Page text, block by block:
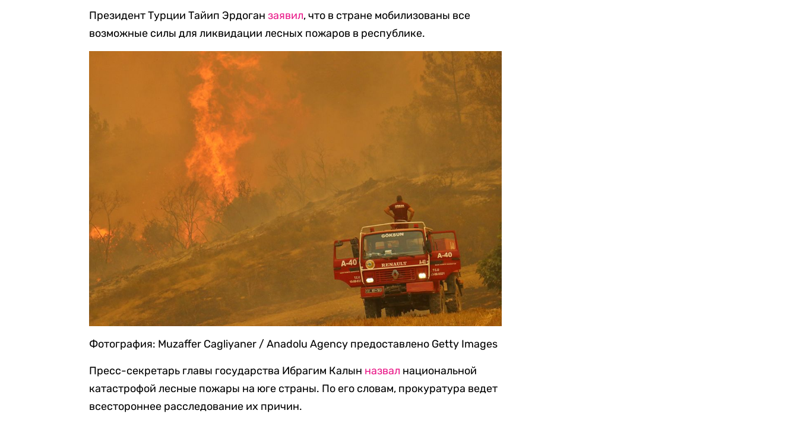
Президент Турции Тайип Эрдоган заявил, что в стране мобилизованы все
возможные силы для ликвидации лесных пожаров в республике.
Фотография: Muzaffer Cagliyaner / Anadolu Agency предоставлено Getty Images
Пресс-секретарь главы государства Ибрагим Калын назвал национальной
катастрофой лесные пожары на юге страны. По его словам, прокуратура ведет
всестороннее расследование их причин.